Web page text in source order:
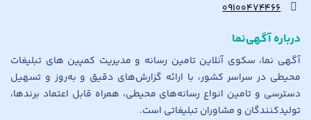
۰۹۱۰۰۴۷۴۴۶۶
درباره آگهی‌نما
آگهی نما، سکوی آنلاین تامین رسانه و مدیریت کمپین های تبلیغات
محیطی در سراسر کشور، با ارائه گزارش‌های دقیق و به‌روز و تسهیل
دسترسی و تامین انواع رسانه‌های محیطی، همراه قابل اعتماد برندها،
تولیدکنندگان و مشاوران تبلیغاتی است.